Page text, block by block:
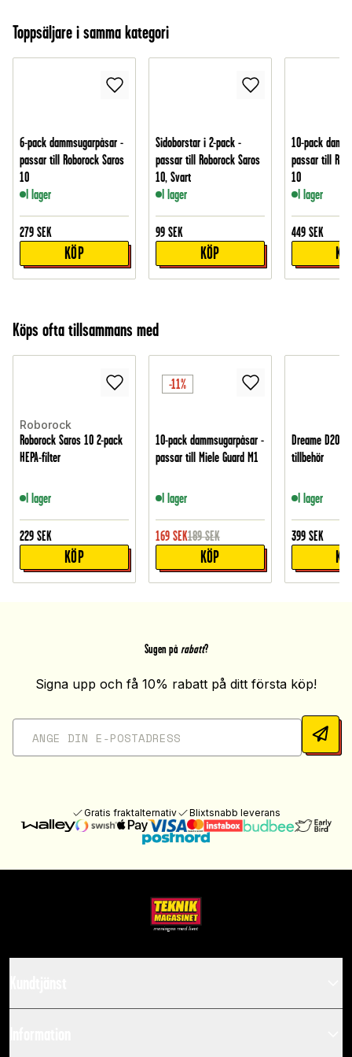
Toppsäljare i samma kategori
6-pack dammsugarpåsar -
passar till Roborock Saros
10
I lager
279 SEK
KÖP
Sidoborstar i 2-pack -
passar till Roborock Saros
10, Svart
I lager
99 SEK
KÖP
10-pack
passar till
10
I lager
449 SEK
Köps ofta tillsammans med
Roborock
Roborock Saros 10 2-pack
HEPA-filter
I lager
229 SEK
KÖP
-11%
10-pack dammsugarpåsar -
passar till Miele Guard M1
I lager
169 SEK189 SEK
KÖP
Dreame D20
tillbehör
I lager
399 SEK
Sugen på rabatt?
Signa upp och få 10% rabatt på ditt första köp!
Gratis fraktalternativ Blixtsnabb leverans